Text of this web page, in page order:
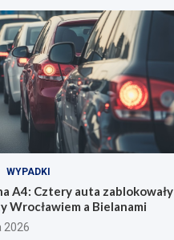
WYPADKI
A4: Cztery auta zablokowały
Wrocławiem a Bielanami
2026